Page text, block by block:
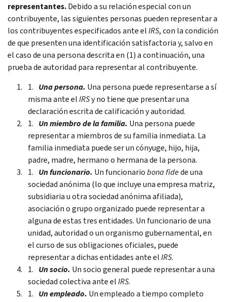
representantes.Debido a su relación especial con un
contribuyente, las siguientes personas pueden representar a
los contribuyentes especificados ante elIRS, con la condición
de que presenten una identificación satisfactoria y, salvo en
el caso de una persona descrita en (1) a continuación, una
prueba de autoridad para representar al contribuyente.
Una persona. Una persona puede representarse a sí
misma ante elIRSy no tiene que presentar una
declaración escrita de calificación y autoridad.
Un miembro de la familia. Una persona puede
representar a miembros de su familia inmediata. La
familia inmediata puede ser un cónyuge, hijo, hija,
padre, madre, hermano o hermana de la persona.
Un funcionario. Un funcionariobona fidede una
sociedad anónima (lo que incluye una empresa matriz,
subsidiaria u otra sociedad anónima afiliada),
asociación o grupo organizado puede representar a
alguna de estas tres entidades. Un funcionario de una
unidad, autoridad o un organismo gubernamental, en
el curso de sus obligaciones oficiales, puede
representar a dichas entidades ante elIRS.
Un socio. Un socio general puede representar a una
sociedad colectiva ante elIRS.
Un empleado. Un empleado a tiempo completo